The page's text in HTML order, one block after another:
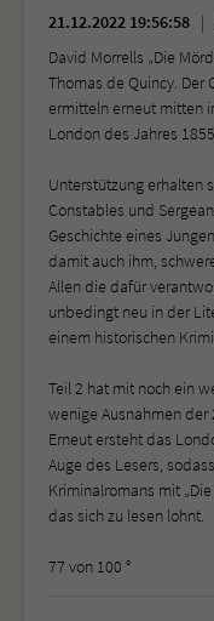
21.12.2022 19:56:58
David Morrells „Die
Thomas de Quincy. Der
ermitteln erneut mitten
London des Jahres 1855.
Unterstützung erhalten
Constables und
Geschichte eines
damit auch ihm,
Allen die dafür
unbedingt neu in der
einem historischen
Teil 2 hat mit noch ein
wenige Ausnahmen
Erneut ersteht das
Auge des Lesers,
Kriminalromans mit
das sich zu lesen lohnt.
77 von 100 °